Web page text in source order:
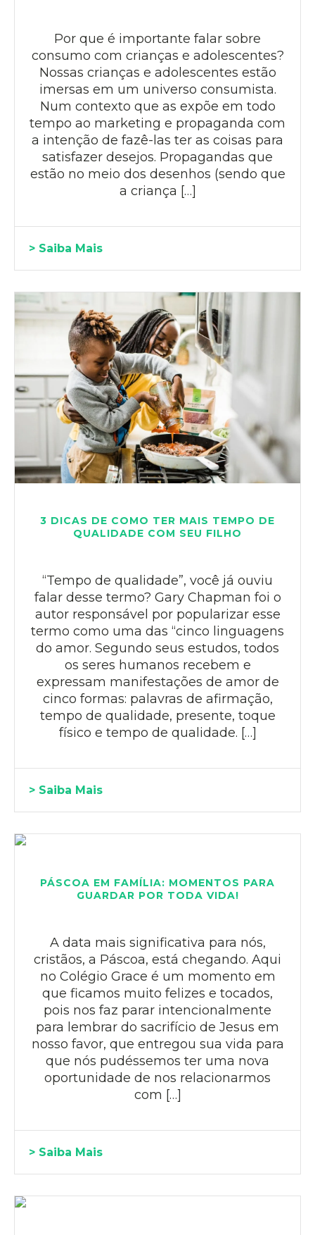
Por que é importante falar sobre
consumo com crianças e adolescentes?
Nossas crianças e adolescentes estão
imersas em um universo consumista.
Num contexto que as expõe em todo
tempo ao marketing e propaganda com
a intenção de fazê-las ter as coisas para
satisfazer desejos. Propagandas que
estão no meio dos desenhos (sendo que
a criança […]
> Saiba Mais
3 DICAS DE COMO TER MAIS TEMPO DE
QUALIDADE COM SEU FILHO
“Tempo de qualidade”, você já ouviu
falar desse termo? Gary Chapman foi o
autor responsável por popularizar esse
termo como uma das “cinco linguagens
do amor. Segundo seus estudos, todos
os seres humanos recebem e
expressam manifestações de amor de
cinco formas: palavras de afirmação,
tempo de qualidade, presente, toque
físico e tempo de qualidade. […]
> Saiba Mais
PÁSCOA EM FAMÍLIA: MOMENTOS PARA
GUARDAR POR TODA VIDA!
A data mais significativa para nós,
cristãos, a Páscoa, está chegando. Aqui
no Colégio Grace é um momento em
que ficamos muito felizes e tocados,
pois nos faz parar intencionalmente
para lembrar do sacrifício de Jesus em
nosso favor, que entregou sua vida para
que nós pudéssemos ter uma nova
oportunidade de nos relacionarmos
com […]
> Saiba Mais